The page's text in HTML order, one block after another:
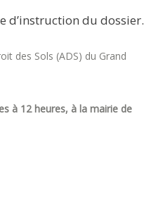
d’instruction du dossier.
des Sols (ADS) du Grand
à 12 heures, à la mairie de